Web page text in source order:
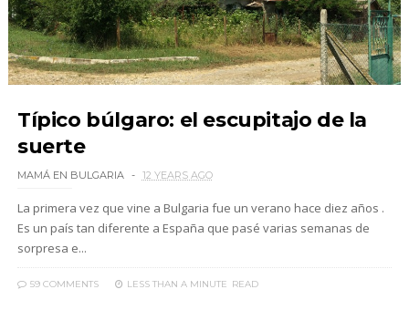
Típico búlgaro: el escupitajo de la
suerte
MAMÁ EN BULGARIA 12 YEARS AGO
La primera vez que vine a Bulgaria fue un verano hace diez años .
Es un país tan diferente a España que pasé varias semanas de
sorpresa e...
59 COMMENTS LESS THAN A MINUTE READ